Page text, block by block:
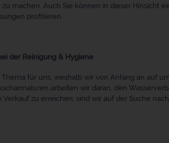
machen. Auch Sie können in dieser
profitieren.
der Reinigung & Hygiene
für uns, weshalb wir von Anfang an auf
arbeiten wir daran, den
zu erreichen, sind wir auf der Suche